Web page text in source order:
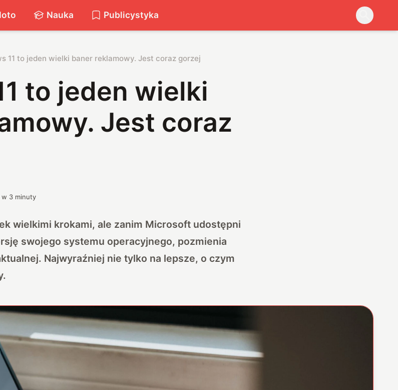
Nauka Publicystyka
11 to jeden wielki baner reklamowy. Jest coraz gorzej
to jeden wielki
Jest coraz
w 3 minuty
wielkimi krokami, ale zanim Microsoft udostępni
swojego systemu operacyjnego, pozmienia
Najwyraźniej nie tylko na lepsze, o czym